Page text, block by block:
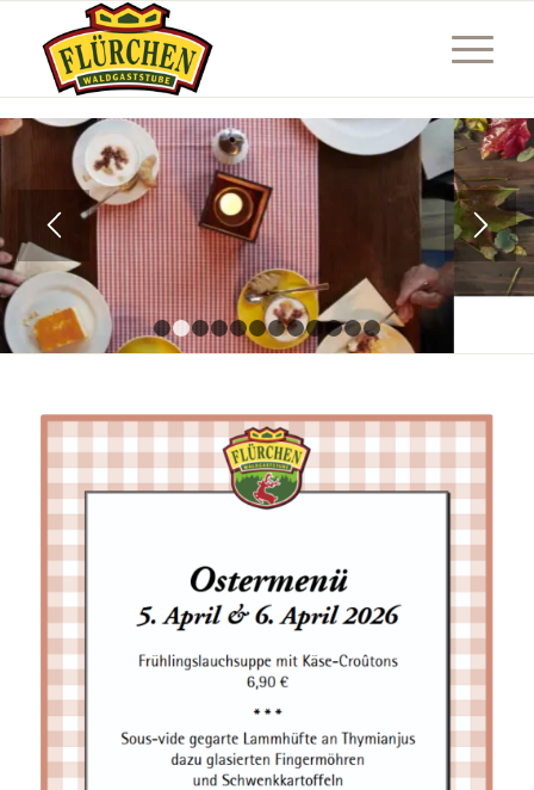
1 2 3 4 5 6 7